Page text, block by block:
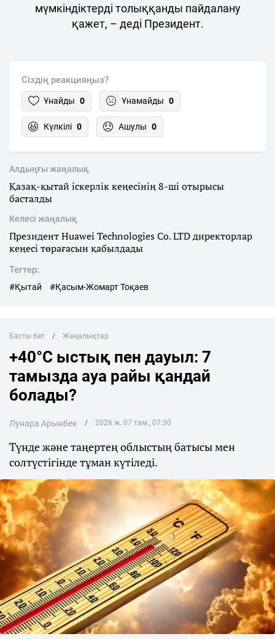
мүмкіндіктерді толыққанды пайдалану
қажет, – деді Президент.
Сіздің реакцияңыз?
Ұнайды 0 Ұнамайды 0
Күлкілі 0 Ашулы 0
Алдыңғы жаңалық
Қазақ-қытай іскерлік кеңесінің 8-ші отырысы
басталды
Келесі жаңалық
Президент Huawei Technologies Co. LTD директорлар
кеңесі төрағасын қабылдады
Тегтер:
#Қытай #Қасым-Жомарт Тоқаев
Басты бет Жаңалықтар
+40°C ыстық пен дауыл: 7
тамызда ауа райы қандай
болады?
Лунара Арынбек 2026 ж. 07 там., 07:30
Түнде және таңертең облыстың батысы мен
солтүстігінде тұман күтіледі.